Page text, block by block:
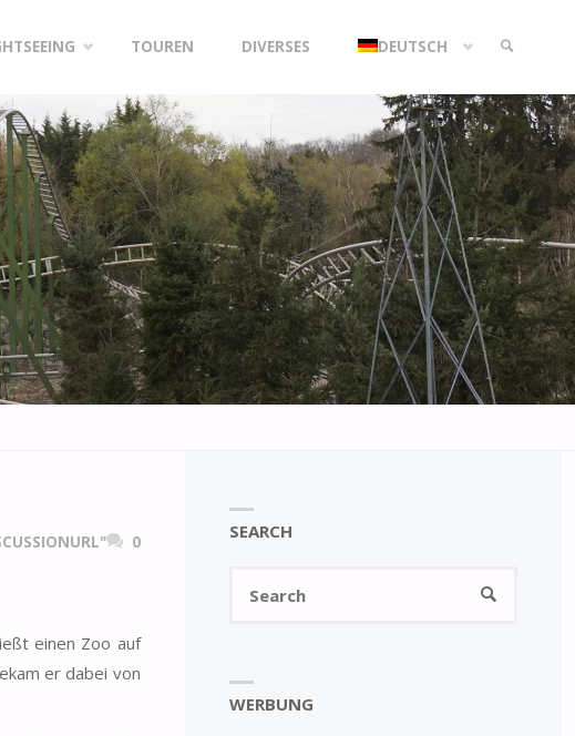
TOUREN DIVERSES DEUTSCH
SEARCH
0
einen Zoo auf
er dabei von
SEARCH
SEARCH
WERBUNG